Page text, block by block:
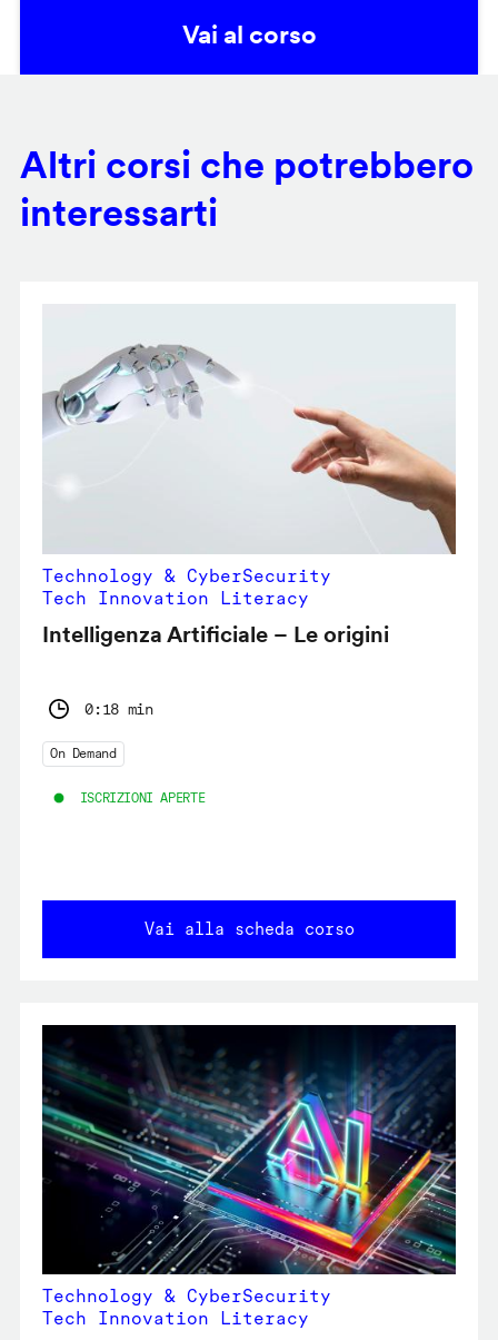
Vai al corso
Altri corsi che potrebbero
interessarti
Technology & CyberSecurity
Tech Innovation Literacy
Intelligenza Artificiale – Le origini
0:18 min
On Demand
ISCRIZIONI APERTE
Vai alla scheda corso
Technology & CyberSecurity
Tech Innovation Literacy